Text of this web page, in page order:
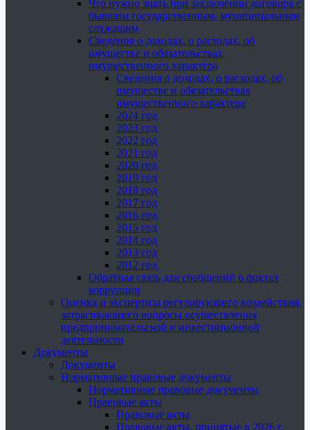
Что нужно знать при заключении договора с
бывшим государственным, муниципальным
служащим
Сведения о доходах, о расходах, об
имуществе и обязательствах
имущественного характера
Сведения о доходах, о расходах, об
имуществе и обязательствах
имущественного характера
2024 год
2023 год
2022 год
2021 год
2020 год
2019 год
2018 год
2017 год
2016 год
2015 год
2014 год
2013 год
2012 год
Обратная связь для сообщений о фактах
коррупции
Оценка и экспертиза регулирующего воздействия,
затрагивающего вопросы осуществления
предпринимательской и инвестиционной
деятельности
Документы
Документы
Нормативные правовые документы
Нормативные правовые документы
Правовые акты
Правовые акты
Правовые акты, принятые в 2026 г.